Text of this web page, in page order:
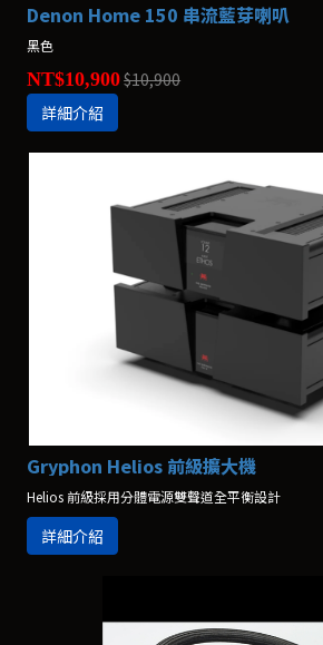
Denon Home 150 串流藍芽喇叭
黑色
NT$10,900$10,900
詳細介紹
Gryphon Helios 前級擴大機
Helios 前級採用分體電源雙聲道全平衡設計
詳細介紹